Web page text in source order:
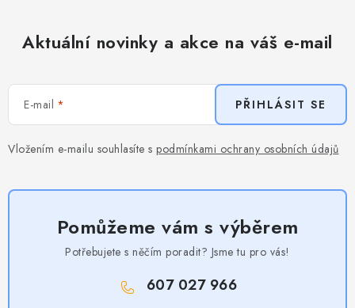
Aktuální novinky a akce na váš e-mail
E-mail
Vložením e-mailu souhlasíte s podmínkami ochrany osobních údajů
PŘIHLÁSIT SE
Pomůžeme vám s výběrem
Potřebujete s něčím poradit? Jsme tu pro vás!
607 027 966